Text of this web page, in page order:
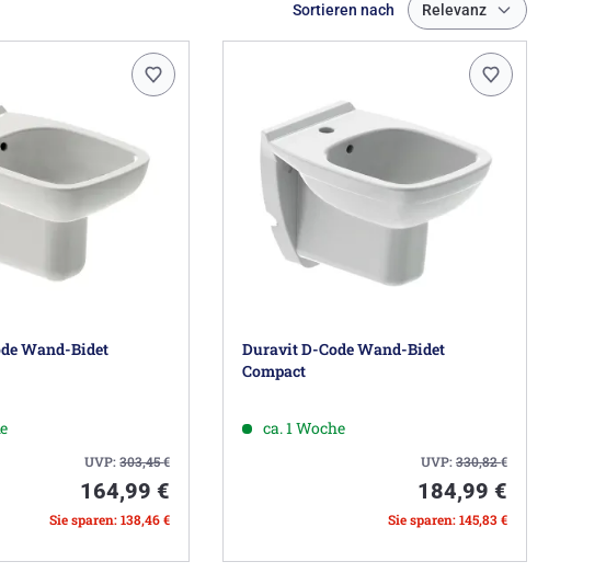
Sortieren nach Relevanz
Wand-Bidet
UVP:303,45€
164,99 €
Sie sparen: 138,46 €
Duravit D-Code Wand-Bidet
Compact
ca. 1 Woche
UVP:330,82€
184,99 €
Sie sparen: 145,83 €